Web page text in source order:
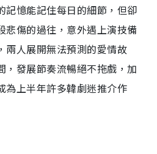
記憶能記住每日的細節， 但卻
悲傷的過往， 意外遇上演技備
兩人展開無法預測的愛情故
，發展節奏流暢絕不拖戲，加
為上半年許多韓劇迷推介作